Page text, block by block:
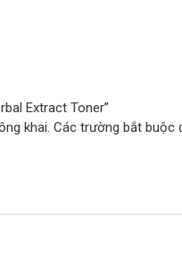
khả năng phù hợp với làn da
như: mụn viêm, mụn mủ,
lông to
Herbal Extract
làm dịu da, phục hồi các
Extract Toner”
khai. Các trường bắt buộc